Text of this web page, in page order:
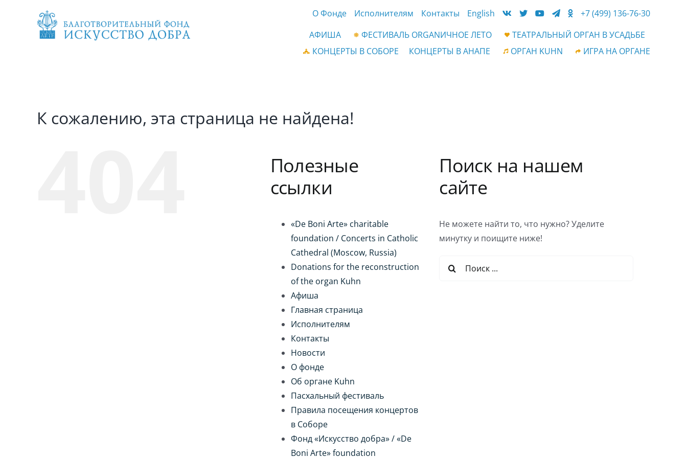
О Фонде Исполнителям Контакты English
+7 (499) 136-76-30
АФИША
ФЕСТИВАЛЬ ORGANИЧНОЕ ЛЕТО
ТЕАТРАЛЬНЫЙ ОРГАН В УСАДЬБЕ
КОНЦЕРТЫ В СОБОРЕ
КОНЦЕРТЫ В АНАПЕ ОРГАН KUHN ИГРА НА ОРГАНЕ
К сожалению, эта страница не найдена!
Полезные
ссылки
«De Boni Arte» charitable
foundation / Concerts in Catholic
Cathedral (Moscow, Russia)
Donations for the reconstruction
of the organ Kuhn
Афиша
Главная страница
Исполнителям
Контакты
Новости
О фонде
Об органе Kuhn
Пасхальный фестиваль
Правила посещения концертов
в Соборе
Фонд «Искусство добра» / «De
Boni Arte» foundation
Поиск на нашем
сайте
Не можете найти то, что нужно? Уделите
минутку и поищите ниже!
Результат
поиска: